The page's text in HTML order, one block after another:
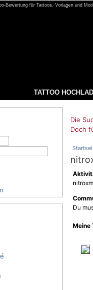
Bewertung für Tattoos, Vorlagen und
TATTOO
Die
Doch
Du
Meine